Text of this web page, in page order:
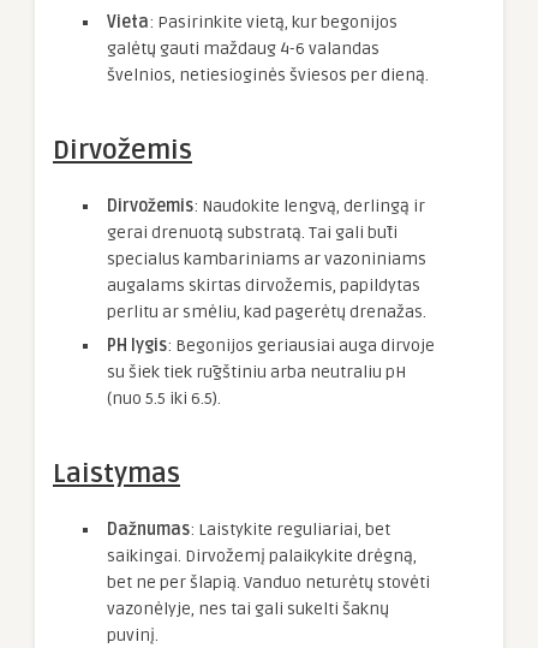
Vieta: Pasirinkite vietą, kur begonijos
galėtų gauti maždaug 4-6 valandas
švelnios, netiesioginės šviesos per dieną.
Dirvožemis
Dirvožemis: Naudokite lengvą, derlingą ir
gerai drenuotą substratą. Tai gali būti
specialus kambariniams ar vazoniniams
augalams skirtas dirvožemis, papildytas
perlitu ar smėliu, kad pagerėtų drenažas.
PH lygis: Begonijos geriausiai auga dirvoje
su šiek tiek rūgštiniu arba neutraliu pH
(nuo 5.5 iki 6.5).
Laistymas
Dažnumas: Laistykite reguliariai, bet
saikingai. Dirvožemį palaikykite drėgną,
bet ne per šlapią. Vanduo neturėtų stovėti
vazonėlyje, nes tai gali sukelti šaknų
puvinį.